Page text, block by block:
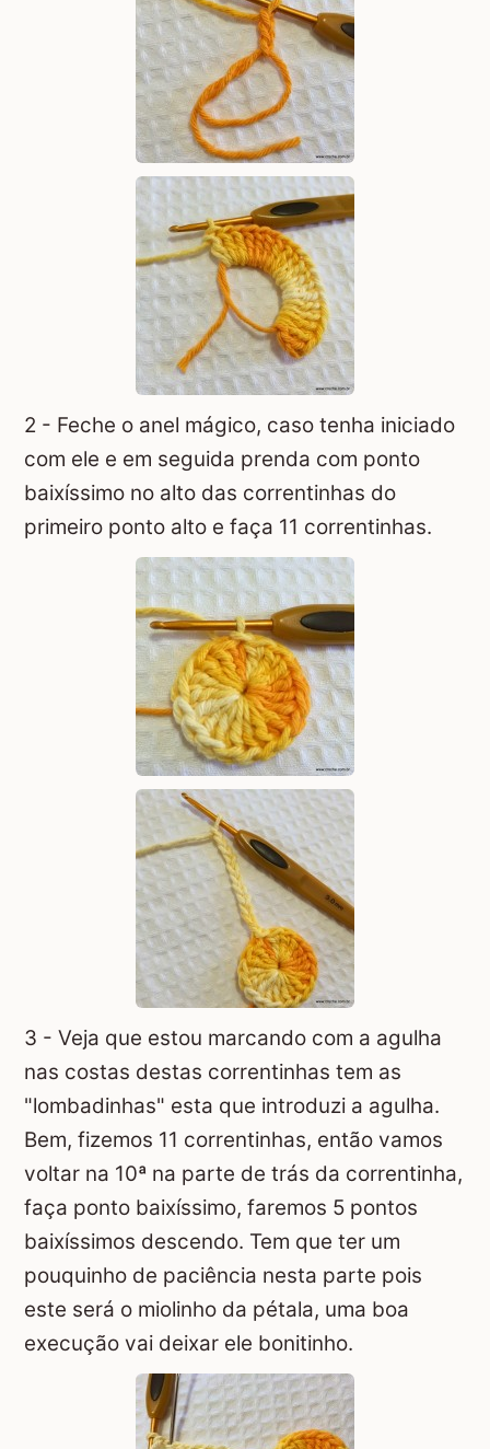
2 - Feche o anel mágico, caso tenha iniciado
com ele e em seguida prenda com ponto
baixíssimo no alto das correntinhas do
primeiro ponto alto e faça 11 correntinhas.
3 - Veja que estou marcando com a agulha
nas costas destas correntinhas tem as
"lombadinhas" esta que introduzi a agulha.
Bem, fizemos 11 correntinhas, então vamos
voltar na 10ª na parte de trás da correntinha,
faça ponto baixíssimo, faremos 5 pontos
baixíssimos descendo. Tem que ter um
pouquinho de paciência nesta parte pois
este será o miolinho da pétala, uma boa
execução vai deixar ele bonitinho.